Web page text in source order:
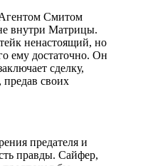
Смитом
внутри Матрицы.
ненастоящий, но
ему достаточно. Он
сделку,
своих
предателя и
правды. Сайфер,